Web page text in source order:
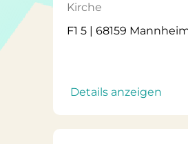
Kirche
F1 5 | 68159
Details anzeigen